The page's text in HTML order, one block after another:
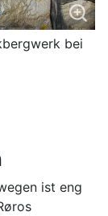
bei
ist eng